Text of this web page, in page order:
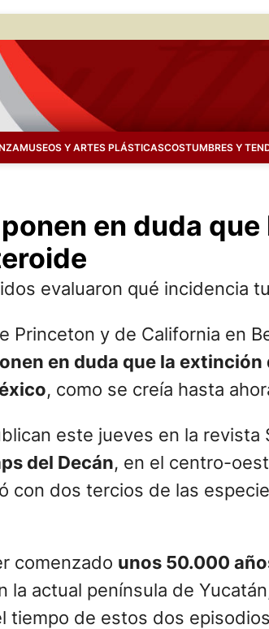
MUSEOS Y ARTES PLÁSTICASCOSTUMBRES Y
en duda
evaluaron qué incidencia
Princeton y de California en
en duda que la
, como se creía hasta
este jueves en la
del Decán, en el centro-
con dos tercios de las
comenzado unos 50.000
la actual península de
tiempo de estos dos